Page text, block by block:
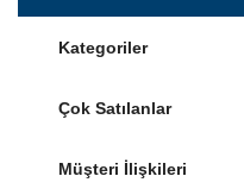
Kategoriler
Çok Satılanlar
Müşteri İlişkileri